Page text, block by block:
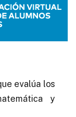
evalúa los
y